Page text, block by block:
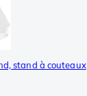
stand à couteaux